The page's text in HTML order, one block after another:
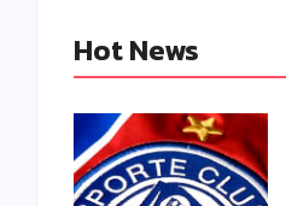
Hot News